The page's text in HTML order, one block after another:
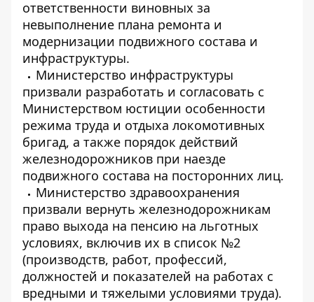
ответственности виновных за
невыполнение плана ремонта и
модернизации подвижного состава и
инфраструктуры.
Министерство инфраструктуры
призвали разработать и согласовать с
Министерством юстиции особенности
режима труда и отдыха локомотивных
бригад, а также порядок действий
железнодорожников при наезде
подвижного состава на посторонних лиц.
Министерство здравоохранения
призвали вернуть железнодорожникам
право выхода на пенсию на льготных
условиях, включив их в список №2
(производств, работ, профессий,
должностей и показателей на работах с
вредными и тяжелыми условиями труда).